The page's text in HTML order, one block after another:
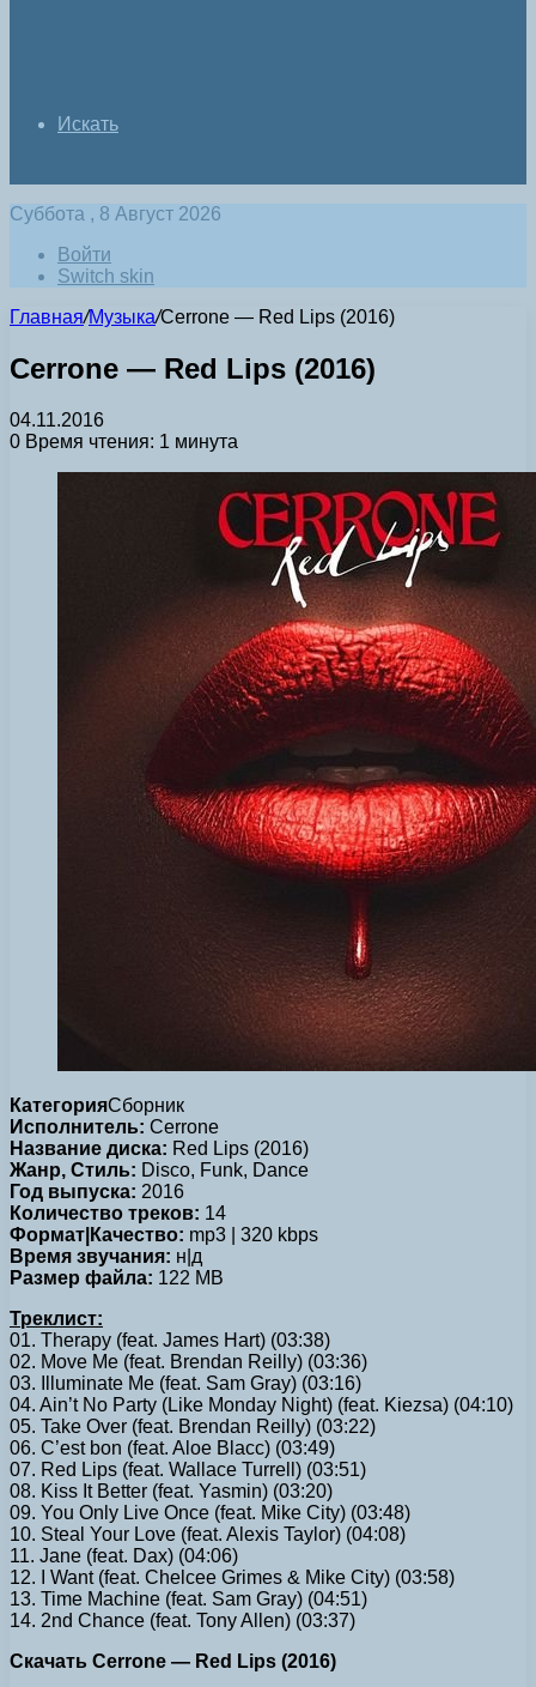
Искать
Суббота , 8 Август 2026
Войти
Switch skin
Главная/Музыка/Cerrone — Red Lips (2016)
Cerrone — Red Lips (2016)
04.11.2016
0 Время чтения: 1 минута
КатегорияСборник
Исполнитель: Cerrone
Название диска: Red Lips (2016)
Жанр, Стиль: Disco, Funk, Dance
Год выпуска: 2016
Количество треков: 14
Формат|Качество: mp3 | 320 kbps
Время звучания: н|д
Размер файла: 122 MB
Треклист:
01. Therapy (feat. James Hart) (03:38)
02. Move Me (feat. Brendan Reilly) (03:36)
03. Illuminate Me (feat. Sam Gray) (03:16)
04. Ain’t No Party (Like Monday Night) (feat. Kiezsa) (04:10)
05. Take Over (feat. Brendan Reilly) (03:22)
06. C’est bon (feat. Aloe Blacc) (03:49)
07. Red Lips (feat. Wallace Turrell) (03:51)
08. Kiss It Better (feat. Yasmin) (03:20)
09. You Only Live Once (feat. Mike City) (03:48)
10. Steal Your Love (feat. Alexis Taylor) (04:08)
11. Jane (feat. Dax) (04:06)
12. I Want (feat. Chelcee Grimes & Mike City) (03:58)
13. Time Machine (feat. Sam Gray) (04:51)
14. 2nd Chance (feat. Tony Allen) (03:37)
Скачать Cerrone — Red Lips (2016)